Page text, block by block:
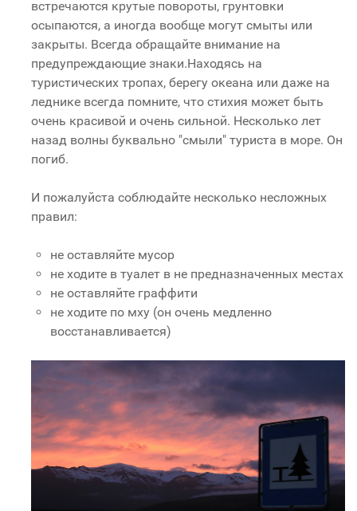
встречаются крутые повороты, грунтовки
осыпаются, а иногда вообще могут смыты или
закрыты. Всегда обращайте внимание на
предупреждающие знаки.Находясь на
туристических тропах, берегу океана или даже на
леднике всегда помните, что стихия может быть
очень красивой и очень сильной. Несколько лет
назад волны буквально "смыли" туриста в море. Он
погиб.
И пожалуйста соблюдайте несколько несложных
правил:
не оставляйте мусор
не ходите в туалет в не предназначенных местах
не оставляйте граффити
не ходите по мху (он очень медленно
восстанавливается)